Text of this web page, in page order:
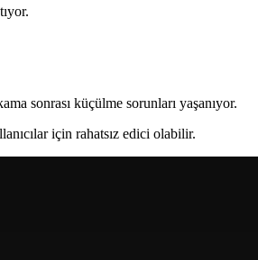
sonrası küçülme sorunları yaşanıyor.
için rahatsız edici olabilir.